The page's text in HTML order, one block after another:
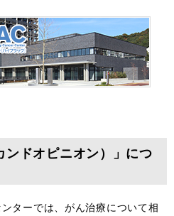
ンドオピニオン）」につ
ターでは、がん治療について相